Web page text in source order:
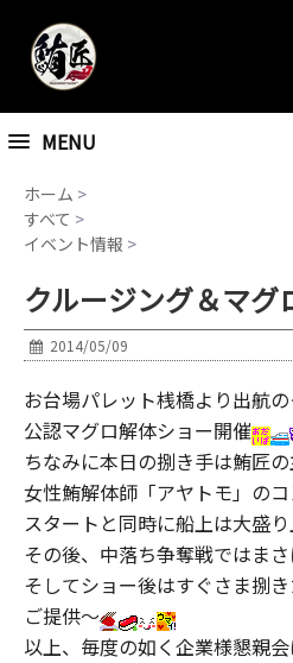
MENU
ホーム >
すべて >
イベント情報 >
クルージング＆マグ
2014/05/09
お台場パレット桟橋より出航
公認マグロ解体ショー開催
ちなみに本日の捌き手は鮪匠
女性鮪解体師「アヤトモ」のコ
スタートと同時に船上は大盛り
その後、中落ち争奪戦ではまさ
そしてショー後はすぐさま捌
ご提供～
以上、毎度の如く企業様懇親